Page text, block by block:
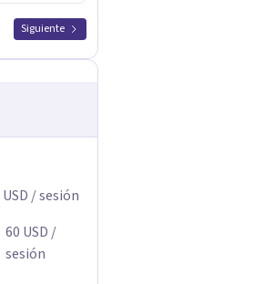
Siguiente
USD / sesión
60 USD /
sesión